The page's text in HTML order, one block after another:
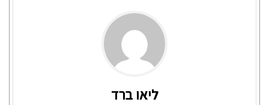
ליאו ברד